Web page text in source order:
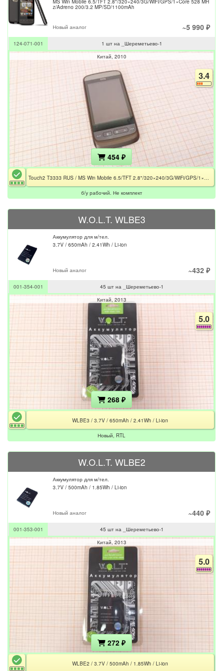
MS Win Mobile 6.5/TFT 2.8"/320×240/3G/WiFi/GPS/1×Core 528 MH
z/Adreno 200/3.2 MP/SD/1100mAh
Новый аналог ~5 990 ₽
124-071-001
1 шт на _Шереметьево-1
Китай 2010
3.4
454 ₽
б/у рабочий. Не комплект
W.O.L.T. WLBE3
Аккумулятор для м/тел.
3.7V / 650mAh / 2.41Wh / Li-ion
Новый аналог ~432 ₽
001-354-001
45 шт на _Шереметьево-1
Китай 2013
5.0
268 ₽
WLBE3 / 3.7V / 650mAh / 2.41Wh / Li-ion
Новый, RTL
W.O.L.T. WLBE2
Аккумулятор для м/тел.
3.7V / 500mAh / 1.85Wh / Li-ion
Новый аналог ~440 ₽
001-353-001
45 шт на _Шереметьево-1
Китай 2013
5.0
272 ₽
WLBE2 / 3.7V / 500mAh / 1.85Wh / Li-ion